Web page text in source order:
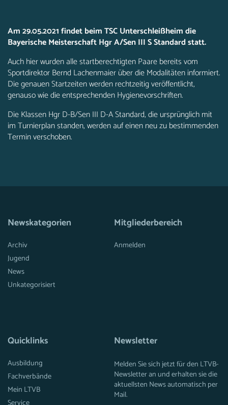
Am 29.05.2021 findet beim TSC Unterschleißheim die
Bayerische Meisterschaft Hgr A/Sen III S Standard statt.
Auch hier wurden alle startberechtigten Paare bereits vom
Sportdirektor Bernd Lachenmaier über die Modalitäten informiert.
Die genauen Startzeiten werden rechtzeitig veröffentlicht,
genauso wie die entsprechenden Hygienevorschriften.
Die Klassen Hgr D-B/Sen III D-A Standard, die ursprünglich mit
im Turnierplan standen, werden auf einen neu zu bestimmenden
Termin verschoben.
Newskategorien
Archiv
Jugend
News
Unkategorisiert
Mitgliederbereich
Anmelden
Quicklinks
Ausbildung
Fachverbände
Mein LTVB
Newsletter
Melden Sie sich jetzt für den LTVB-
Newsletter an und erhalten sie die
aktuellsten News automatisch per
Mail.